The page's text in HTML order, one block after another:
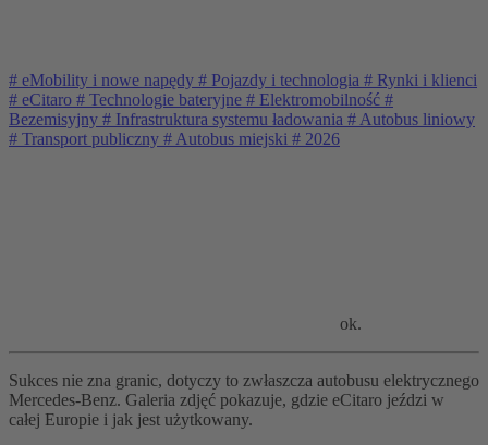
# eMobility i nowe napędy # Pojazdy i technologia # Rynki i klienci
# eCitaro # Technologie bateryjne # Elektromobilność #
Bezemisyjny # Infrastruktura systemu ładowania # Autobus liniowy
# Transport publiczny # Autobus miejski # 2026
ok.
Sukces nie zna granic, dotyczy to zwłaszcza autobusu elektrycznego
Mercedes-Benz. Galeria zdjęć pokazuje, gdzie eCitaro jeździ w
całej Europie i jak jest użytkowany.